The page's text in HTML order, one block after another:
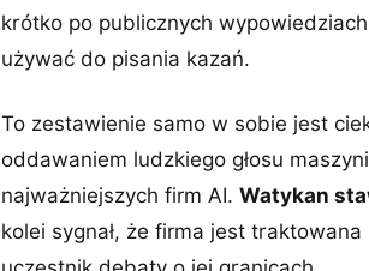
krótko po publicznych
używać do pisania kazań.
To zestawienie samo w sobie jest
oddawaniem ludzkiego głosu
najważniejszych firm AI. Watykan
kolei sygnał, że firma jest